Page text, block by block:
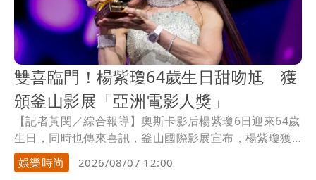
雙喜臨門！楊紫瓊64歲生日甜吻尪 獲
頒釜山影展「亞洲電影人獎」
【記者黃閔／綜合報導】奧斯卡影后楊紫瓊6日迎來64歲
生日，同時也傳來喜訊，釜山國際影展宣布，楊紫瓊獲
頒「亞洲電影人獎」，肯定她在影壇的成就。這也是她
繼2011年以《翁山蘇姬》後，睽違15年重返釜山影展。
娛樂時尚 2026/08/07 12:00